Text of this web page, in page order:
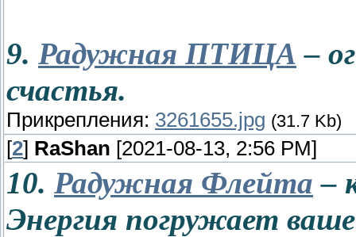
9. Радужная ПТИЦА –
счастья.
Прикрепления: 3261655.jpg (31.7 Kb)
[2] RaShan [2021-08-13, 2:56 PM]
10. Радужная Флейта –
Энергия погружает